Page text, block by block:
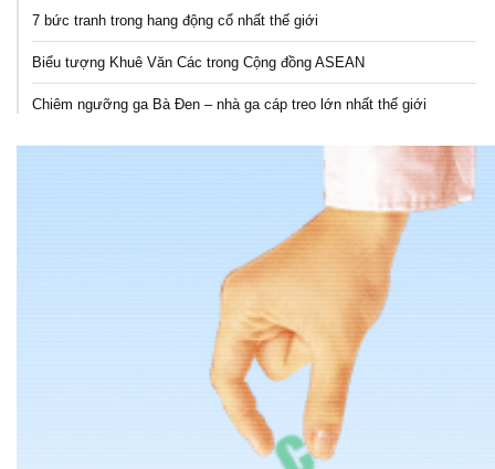
7 bức tranh trong hang động cổ nhất thế giới
Biểu tượng Khuê Văn Các trong Cộng đồng ASEAN
Chiêm ngưỡng ga Bà Đen – nhà ga cáp treo lớn nhất thế giới